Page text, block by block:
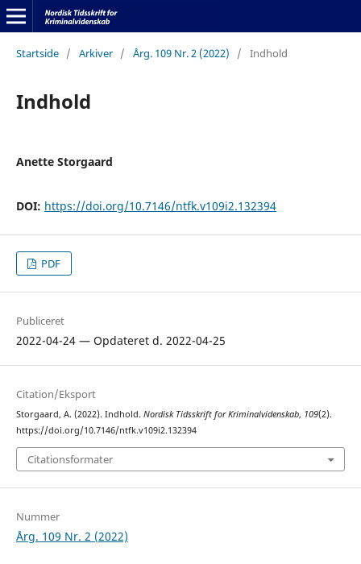
Startside / Arkiver / Årg. 109 Nr. 2 (2022) / Indhold
Indhold
Anette Storgaard
DOI: https://doi.org/10.7146/ntfk.v109i2.132394
PDF
Publiceret
2022-04-24 — Opdateret d. 2022-04-25
Citation/Eksport
Storgaard, A. (2022). Indhold. Nordisk Tidsskrift for Kriminalvidenskab, 109(2).
https://doi.org/10.7146/ntfk.v109i2.132394
Citationsformater
Nummer
Årg. 109 Nr. 2 (2022)